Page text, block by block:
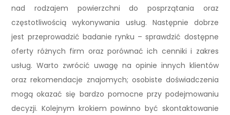
nad rodzajem powierzchni do posprzątania oraz
częstotliwością wykonywania usług. Następnie dobrze
jest przeprowadzić badanie rynku – sprawdzić dostępne
oferty różnych firm oraz porównać ich cenniki i zakres
usług. Warto zwrócić uwagę na opinie innych klientów
oraz rekomendacje znajomych; osobiste doświadczenia
mogą okazać się bardzo pomocne przy podejmowaniu
decyzji. Kolejnym krokiem powinno być skontaktowanie